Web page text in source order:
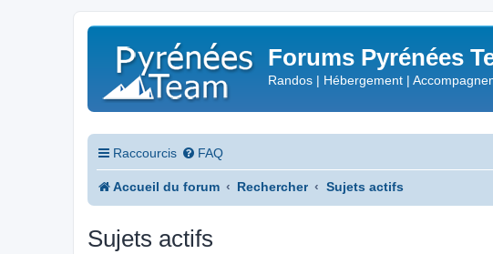
Forums Pyrénées
Randos | Hébergement |
Raccourcis FAQ
Accueil du forum Rechercher Sujets actifs
Sujets actifs